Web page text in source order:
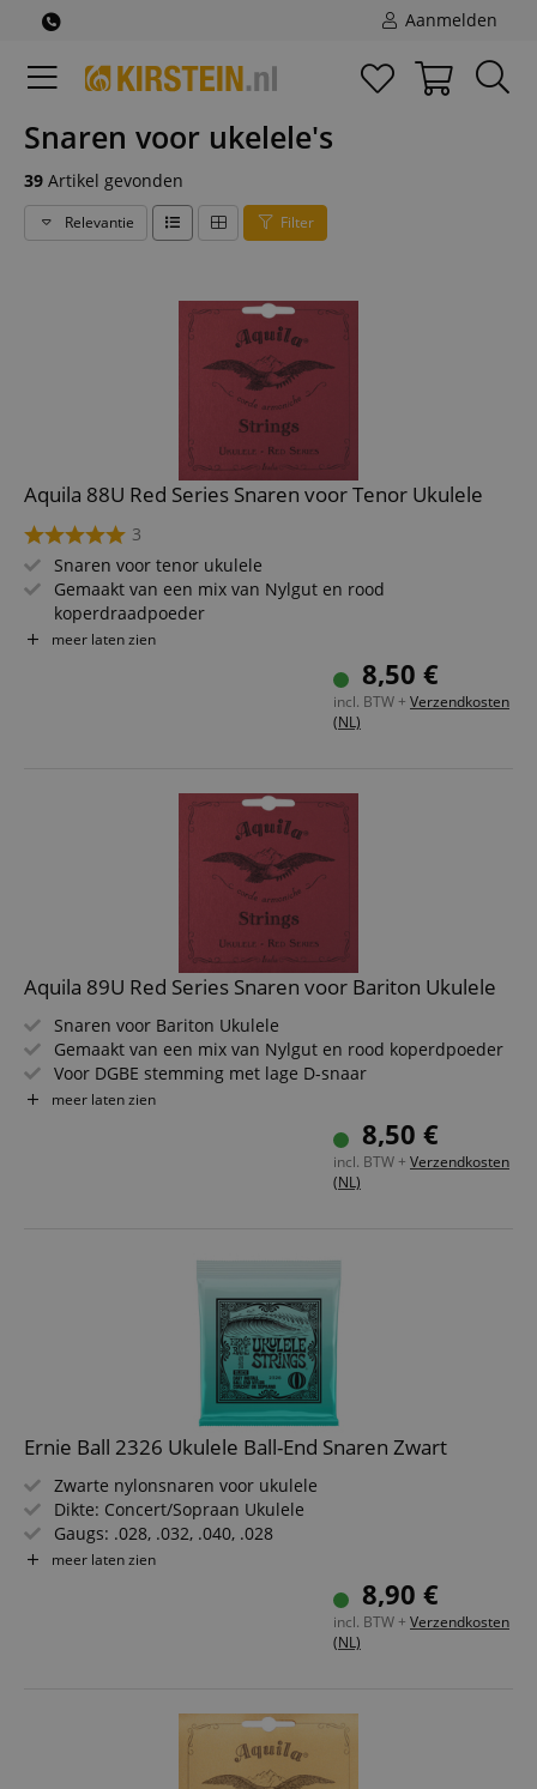
Aanmelden
Snaren voor ukelele's
39 Artikel gevonden
Relevantie Filter
Aquila 88U Red Series Snaren voor Tenor Ukulele
3
Snaren voor tenor ukulele
Gemaakt van een mix van Nylgut en rood
koperdraadpoeder
Voor GCEA stemming met lage G-snaar
Heldere, gedefinieerde klank met uitstekende respons
Tweemaal zo hoge dichtheid als klassieke Nylgut
meer laten zien
8,50 €
incl. BTW + Verzendkosten
(NL)
Aquila 89U Red Series Snaren voor Bariton Ukulele
Snaren voor Bariton Ukulele
Gemaakt van een mix van Nylgut en rood koperdpoeder
Voor DGBE stemming met lage D-snaar
Heldere, gedefinieerde klank met uitstekende respons
Tweemaal zo hoge dichtheid als klassieke Nylgut
meer laten zien
8,50 €
incl. BTW + Verzendkosten
(NL)
Ernie Ball 2326 Ukulele Ball-End Snaren Zwart
Zwarte nylonsnaren voor ukulele
Dikte: Concert/Sopraan Ukulele
Gaugs: .028, .032, .040, .028
Warme, volle klank
Extra makkelijke snaarwissel dankzij Ball-End
meer laten zien
8,90 €
incl. BTW + Verzendkosten
(NL)